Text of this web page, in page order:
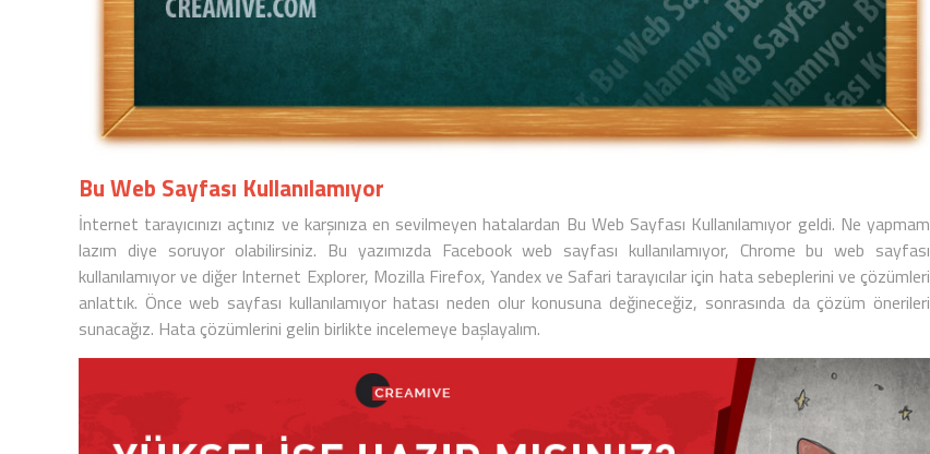
Bu Web Sayfası Kullanılamıyor
İnternet tarayıcınızı açtınız ve karşınıza en sevilmeyen hatalardan Bu Web Sayfası Kullanılamıyor geldi. Ne yapmam
lazım diye soruyor olabilirsiniz. Bu yazımızda Facebook web sayfası kullanılamıyor, Chrome bu web sayfası
kullanılamıyorve diğer Internet Explorer, Mozilla Firefox, Yandex ve Safari tarayıcılar için hata sebeplerini ve çözümleri
anlattık. Önce web sayfası kullanılamıyor hatası neden olur konusuna değineceğiz, sonrasında da çözüm önerileri
sunacağız. Hata çözümlerini gelin birlikte incelemeye başlayalım.